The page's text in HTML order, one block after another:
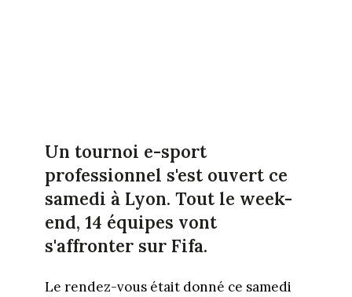
Un tournoi e-sport
professionnel s'est ouvert ce
samedi à Lyon. Tout le week-
end, 14 équipes vont
s'affronter sur Fifa.
Le rendez-vous était donné ce samedi